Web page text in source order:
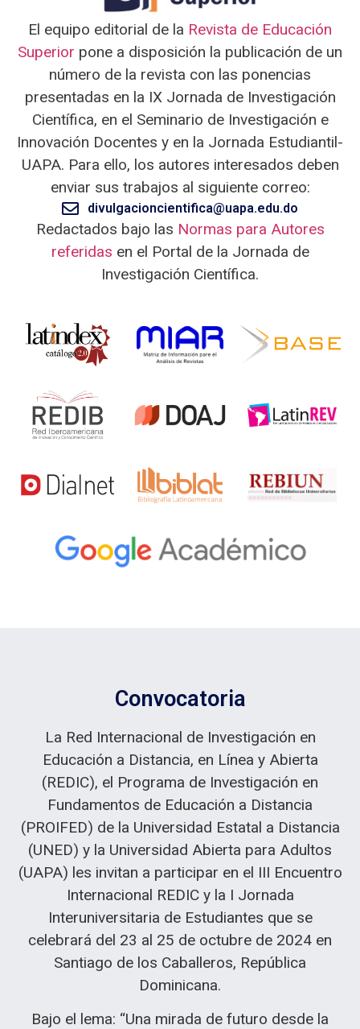
El equipo editorial de la Revista de Educación
Superior pone a disposición la publicación de un
número de la revista con las ponencias
presentadas en la IX Jornada de Investigación
Científica, en el Seminario de Investigación e
Innovación Docentes y en la Jornada Estudiantil-
UAPA. Para ello, los autores interesados deben
enviar sus trabajos al siguiente correo:
divulgacioncientifica@uapa.edu.do
Redactados bajo las Normas para Autores
referidas en el Portal de la Jornada de
Investigación Científica.
Convocatoria
La Red Internacional de Investigación en
Educación a Distancia, en Línea y Abierta
(REDIC), el Programa de Investigación en
Fundamentos de Educación a Distancia
(PROIFED) de la Universidad Estatal a Distancia
(UNED) y la Universidad Abierta para Adultos
(UAPA) les invitan a participar en el III Encuentro
Internacional REDIC y la I Jornada
Interuniversitaria de Estudiantes que se
celebrará del 23 al 25 de octubre de 2024 en
Santiago de los Caballeros, República
Dominicana.
Bajo el lema: “Una mirada de futuro desde la